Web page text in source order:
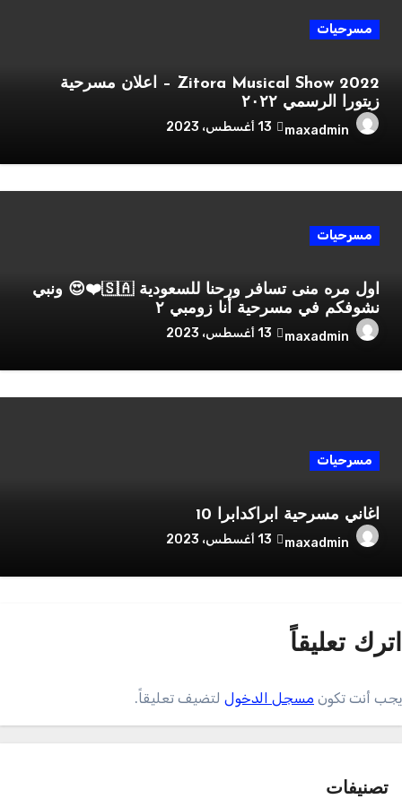
مسرحيات
Zitora Musical Show 2022 – اعلان مسرحية
زيتورا الرسمي ٢٠٢٢
maxadmin 13 أغسطس، 2023
مسرحيات
اول مره منى تسافر ورحنا للسعودية 🇸🇦❤️😍 ونبي
نشوفكم في مسرحية أنا زومبي ٢
maxadmin 13 أغسطس، 2023
مسرحيات
اغاني مسرحية ابراكدابرا 10
maxadmin 13 أغسطس، 2023
اترك تعليقاً
يجب أنت تكون مسجل الدخوللتضيف تعليقاً.
تصنيفات